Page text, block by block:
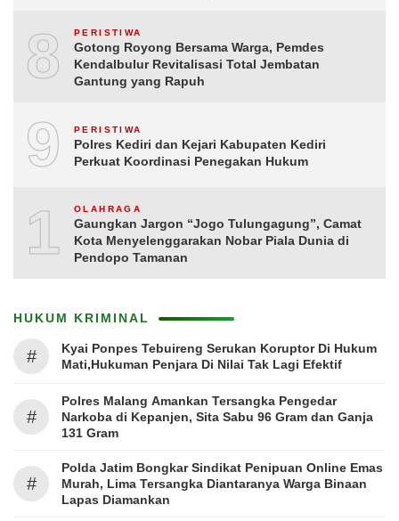
8 PERISTIWA
Gotong Royong Bersama Warga, Pemdes
Kendalbulur Revitalisasi Total Jembatan
Gantung yang Rapuh
9 PERISTIWA
Polres Kediri dan Kejari Kabupaten Kediri
Perkuat Koordinasi Penegakan Hukum
10OLAHRAGA
Gaungkan Jargon “Jogo Tulungagung”, Camat
Kota Menyelenggarakan Nobar Piala Dunia di
Pendopo Tamanan
HUKUM KRIMINAL
#
Kyai Ponpes Tebuireng Serukan Koruptor Di Hukum
Mati,Hukuman Penjara Di Nilai Tak Lagi Efektif
#
Polres Malang Amankan Tersangka Pengedar
Narkoba di Kepanjen, Sita Sabu 96 Gram dan Ganja
131 Gram
#
Polda Jatim Bongkar Sindikat Penipuan Online Emas
Murah, Lima Tersangka Diantaranya Warga Binaan
Lapas Diamankan